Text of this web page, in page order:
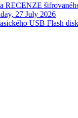
RECENZE
27 July 2026
USB Flash